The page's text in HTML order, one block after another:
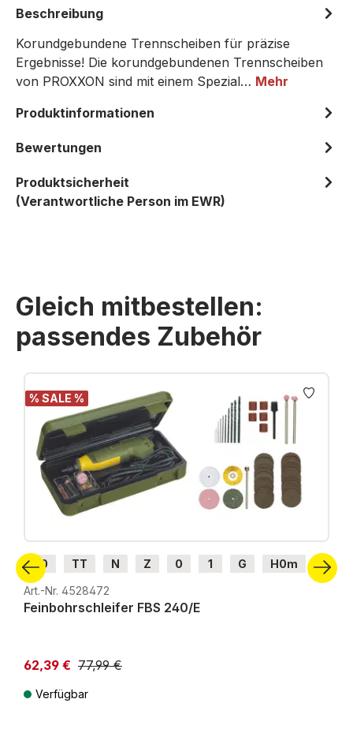
Beschreibung
Korundgebundene Trennscheiben für präzise
Ergebnisse! Die korundgebundenen Trennscheiben
von PROXXON sind mit einem Spezial… Mehr
Produktinformationen
Bewertungen
Produktsicherheit
(Verantwortliche Person im EWR)
Gleich mitbestellen:
passendes Zubehör
Produktgalerie überspringen
% SALE %
H0 TT N Z 0 1 G
H0m
H0e
Art.-Nr. 4528472
Feinbohrschleifer FBS 240/E
62,39 € 77,99 €
Verfügbar